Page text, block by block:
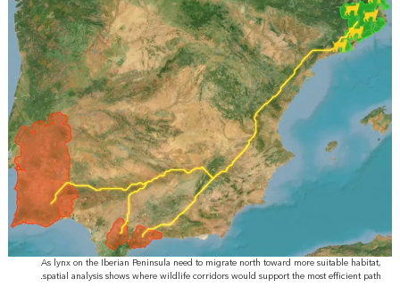
As lynx on the Iberian Peninsula need to migrate north toward more suitable habitat,
spatial analysis shows where wildlife corridors would support the most efficient path.